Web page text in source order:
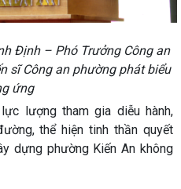
Định – Phó Trưởng Công an
sĩ Công an phường phát biểu
ứng
lượng tham gia diễu hành,
thể hiện tinh thần quyết
dựng phường Kiến An không